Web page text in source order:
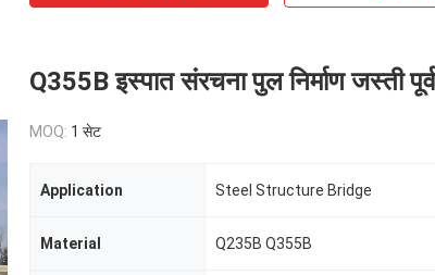
Q355B इस्पात संरचना पुल निर्माण जस्ती
MOQ: 1 सेट
Application Steel Structure Bridge
Material Q235B Q355B